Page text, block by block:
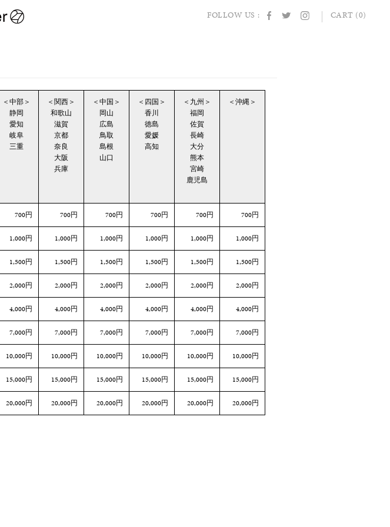
FOLLOW US : CART (0)
＜中部＞
静岡
愛知
岐阜
三重
＜関西＞
和歌山
滋賀
京都
奈良
大阪
兵庫
＜中国＞
岡山
広島
鳥取
島根
山口
＜四国＞
香川
徳島
愛媛
高知
＜九州＞
福岡
佐賀
長崎
大分
熊本
宮崎
鹿児島
＜沖縄＞
700円 700円 700円 700円 700円 700円
1,000円 1,000円 1,000円 1,000円 1,000円 1,000円
1,500円 1,500円 1,500円 1,500円 1,500円 1,500円
2,000円 2,000円 2,000円 2,000円 2,000円 2,000円
4,000円 4,000円 4,000円 4,000円 4,000円 4,000円
7,000円 7,000円 7,000円 7,000円 7,000円 7,000円
10,000円 10,000円 10,000円 10,000円 10,000円 10,000円
15,000円 15,000円 15,000円 15,000円 15,000円 15,000円
20,000円 20,000円 20,000円 20,000円 20,000円 20,000円